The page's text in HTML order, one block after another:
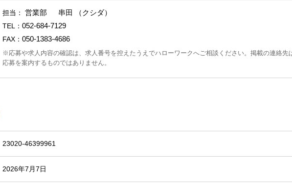
担当： 営業部 串田 （クシダ）
TEL： 052-684-7129
FAX： 050-1383-4686
※応募や求人内容の確認は、求人番号を控えたうえでハローワークへご相談ください。掲載の連絡
応募を案内するものではありません。
23020-46399961
2026年7月7日